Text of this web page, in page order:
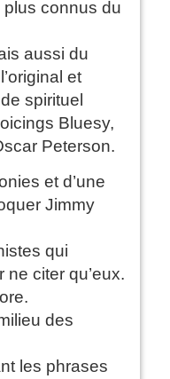
plus connus du
aussi du
et
spirituel
Bluesy,
Peterson.
et d’une
Jimmy
qui
citer qu’eux.
des
les phrases